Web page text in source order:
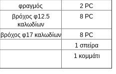
φραγμός
2 PC
βρόχος φ12.5
καλωδίων
8 PC
βρόχος φ17 καλωδίων
8 PC
1 σπείρα
1 κομμάτι